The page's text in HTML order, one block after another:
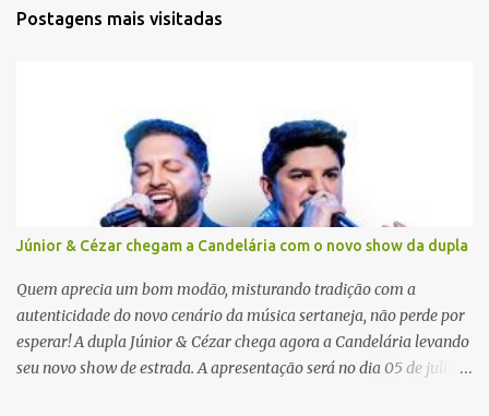
Postagens mais visitadas
Júnior & Cézar chegam a Candelária com o novo show da dupla
Quem aprecia um bom modão, misturando tradição com a
autenticidade do novo cenário da música sertaneja, não perde por
esperar! A dupla Júnior & Cézar chega agora a Candelária levando
seu novo show de estrada. A apresentação será no dia 05 de julho